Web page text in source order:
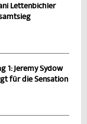
Lettenbichler
1: Jeremy Sydow
für die Sensation